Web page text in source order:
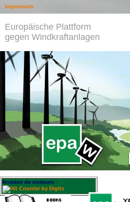
Europäische Plattform
gegen Windkraftanlagen
Nombre de visiteurs :
Impressum